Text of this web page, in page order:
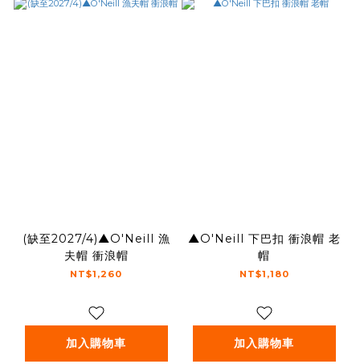
(缺至2027/4)▲O'Neill 漁
夫帽 衝浪帽
NT$1,260
加入購物車
▲O'Neill 下巴扣 衝浪帽 老
帽
NT$1,180
加入購物車